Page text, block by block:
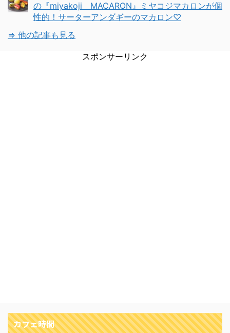
の『miyakoji MACARON』ミヤコジマカロンが個
性的！サーターアンダギーのマカロン♡
⇒ 他の記事も見る
スポンサーリンク
カフェ時間